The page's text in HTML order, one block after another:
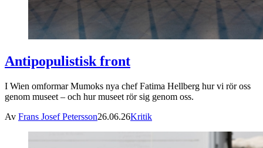
Antipopulistisk front
I Wien omformar Mumoks nya chef Fatima Hellberg hur vi rör oss
genom museet – och hur museet rör sig genom oss.
Av Frans Josef Petersson26.06.26Kritik